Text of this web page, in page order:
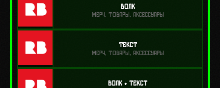
Волк
МЕРЧ, ТОВАРЫ, АКСЕССУАРЫ
Текст
МЕРЧ, ТОВАРЫ, АКСЕССУАРЫ
Волк + Текст